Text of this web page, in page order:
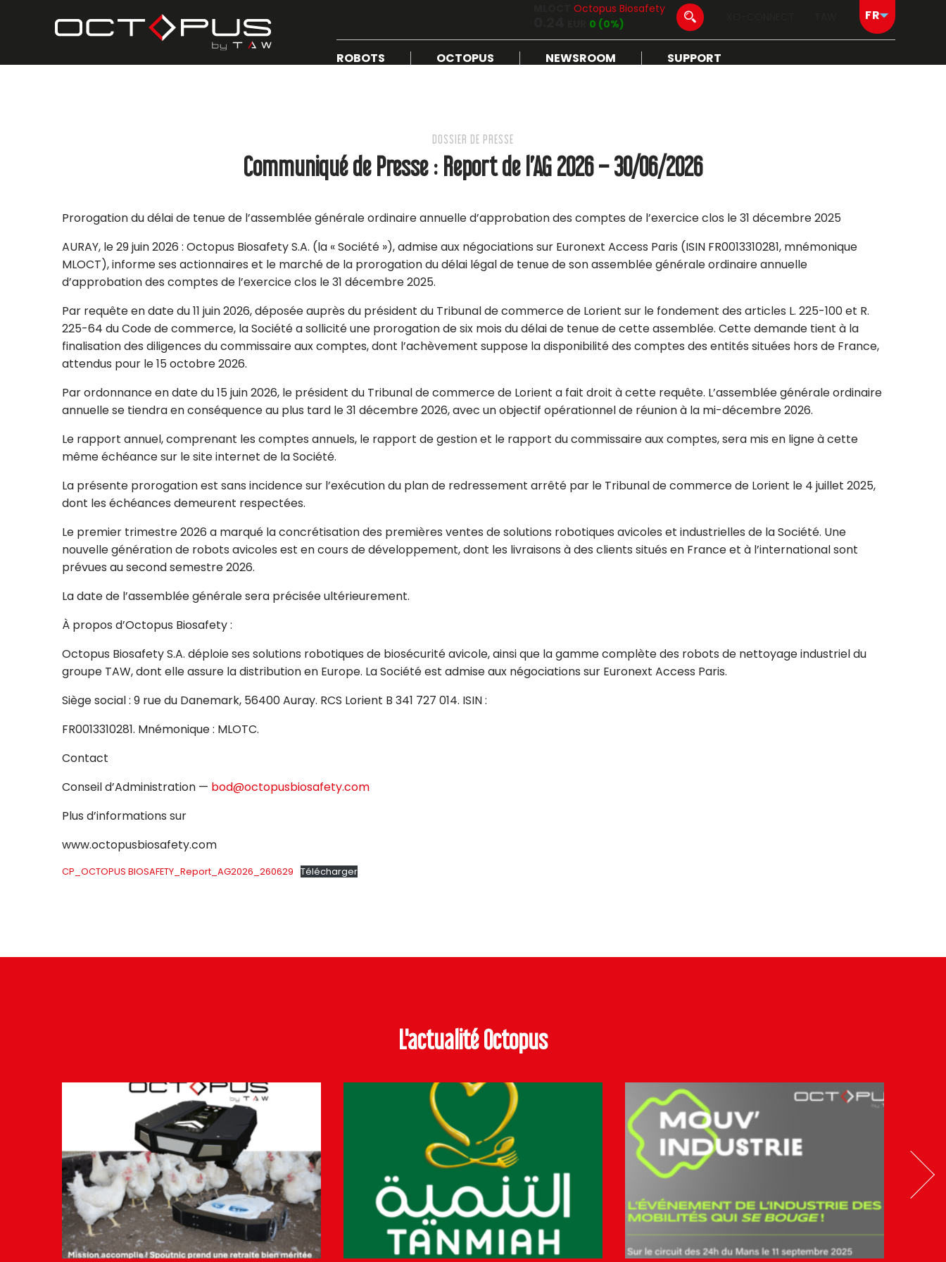
Octopus Biosafety
0 (0%)
ROBOTS OCTOPUS NEWSROOM SUPPORT
DOSSIER DE PRESSE
Communiqué de Presse : Report de l’AG 2026 – 30/06/2026
Prorogation du délai de tenue de l’assemblée générale ordinaire annuelle d’approbation des comptes de l’exercice clos le 31 décembre 2025
AURAY, le 29 juin 2026 : Octopus Biosafety S.A. (la « Société »), admise aux négociations sur Euronext Access Paris (ISIN FR0013310281, mnémonique
MLOCT), informe ses actionnaires et le marché de la prorogation du délai légal de tenue de son assemblée générale ordinaire annuelle
d’approbation des comptes de l’exercice clos le 31 décembre 2025.
Par requête en date du 11 juin 2026, déposée auprès du président du Tribunal de commerce de Lorient sur le fondement des articles L. 225-100 et R.
225-64 du Code de commerce, la Société a sollicité une prorogation de six mois du délai de tenue de cette assemblée. Cette demande tient à la
finalisation des diligences du commissaire aux comptes, dont l’achèvement suppose la disponibilité des comptes des entités situées hors de France,
attendus pour le 15 octobre 2026.
Par ordonnance en date du 15 juin 2026, le président du Tribunal de commerce de Lorient a fait droit à cette requête. L’assemblée générale ordinaire
annuelle se tiendra en conséquence au plus tard le 31 décembre 2026, avec un objectif opérationnel de réunion à la mi-décembre 2026.
Le rapport annuel, comprenant les comptes annuels, le rapport de gestion et le rapport du commissaire aux comptes, sera mis en ligne à cette
même échéance sur le site internet de la Société.
La présente prorogation est sans incidence sur l’exécution du plan de redressement arrêté par le Tribunal de commerce de Lorient le 4 juillet 2025,
dont les échéances demeurent respectées.
Le premier trimestre 2026 a marqué la concrétisation des premières ventes de solutions robotiques avicoles et industrielles de la Société. Une
nouvelle génération de robots avicoles est en cours de développement, dont les livraisons à des clients situés en France et à l’international sont
prévues au second semestre 2026.
La date de l’assemblée générale sera précisée ultérieurement.
À propos d’Octopus Biosafety :
Octopus Biosafety S.A. déploie ses solutions robotiques de biosécurité avicole, ainsi que la gamme complète des robots de nettoyage industriel du
groupe TAW, dont elle assure la distribution en Europe. La Société est admise aux négociations sur Euronext Access Paris.
Siège social : 9 rue du Danemark, 56400 Auray. RCS Lorient B 341 727 014. ISIN :
FR0013310281. Mnémonique : MLOTC.
Contact
Conseil d’Administration — bod@octopusbiosafety.com
Plus d’informations sur
www.octopusbiosafety.com
CP_OCTOPUS BIOSAFETY_Report_AG2026_260629 Télécharger
L'actualité Octopus